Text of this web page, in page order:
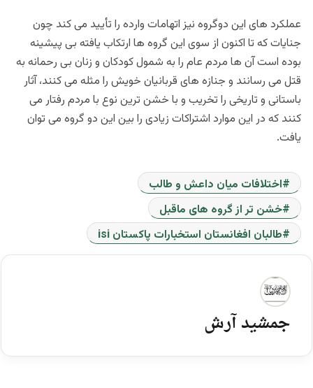
عملکرد های این دوگروه نیز اتهامات وارده را تأیید می کند چون
جنایات که تا اکنون از سوی این گروه ها ارتکاب یافته بی پیشینه
بوده است آن ها مردم عام را به شمول کودکان و زنان بی رحمانه به
قتل می رسانند و جنازه های قربانیان خویش را مثله می کنند، آثار
باستانی و تاریخی را تخریب و با خشن ترین نوع با مردم رفتار می
کنند که در این موارد اشتراکات زیادی را بین این دو گروه می توان
یافت.
اختلافات میان داعش و طالب
خشن تر از گروه های ماقبل
طالبان افغانستان استخبارات پاکستان isi
جمشید آرش